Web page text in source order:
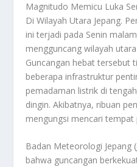
Magnitudo Memicu Luka
Di Wilayah Utara Jepang.
ini terjadi pada Senin
mengguncang wilayah
Guncangan hebat tersebut
beberapa infrastruktur
pemadaman listrik di
dingin. Akibatnya, ribuan
mengungsi mencari tempat
Badan Meteorologi Jepang
bahwa guncangan